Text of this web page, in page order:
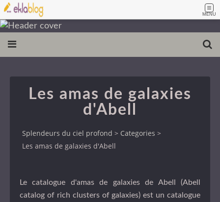
MENU
Les amas de galaxies
d'Abell
Splendeurs du ciel profond > Categories >
Les amas de galaxies d'Abell
Le catalogue d'amas de galaxies de Abell (Abell
catalog of rich clusters of galaxies) est un catalogue